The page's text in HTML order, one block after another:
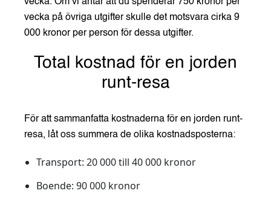
vecka på övriga utgifter skulle det motsvara cirka 9
000 kronor per person för dessa utgifter.
Total kostnad för en jorden
runt-resa
För att sammanfatta kostnaderna för en jorden runt-
resa, låt oss summera de olika kostnadsposterna:
Transport: 20 000 till 40 000 kronor
Boende: 90 000 kronor